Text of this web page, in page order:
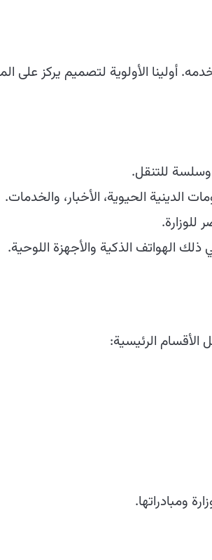
أولينا الأولوية لتصميم يركز
للتنقل.
الدينية الحيوية، الأخبار، والخدمات.
الهواتف الذكية والأجهزة اللوحية.
الرئيسية:
ومبادراتها.